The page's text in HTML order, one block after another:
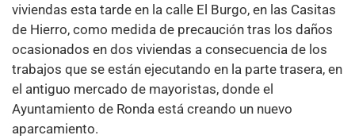
viviendas esta tarde en la calle El Burgo, en las Casitas
de Hierro, como medida de precaución tras los daños
ocasionados en dos viviendas a consecuencia de los
trabajos que se están ejecutando en la parte trasera, en
el antiguo mercado de mayoristas, donde el
Ayuntamiento de Ronda está creando un nuevo
aparcamiento.